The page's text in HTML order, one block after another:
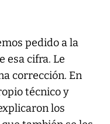
pedido a la
esa cifra. Le
corrección. En
técnico y
los